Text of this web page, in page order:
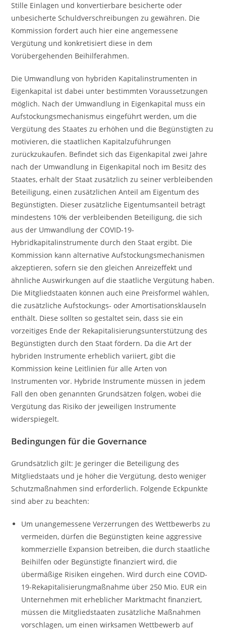
Stille Einlagen und konvertierbare besicherte oder
unbesicherte Schuldverschreibungen zu gewähren. Die
Kommission fordert auch hier eine angemessene
Vergütung und konkretisiert diese in dem
Vorübergehenden Beihilferahmen.
Die Umwandlung von hybriden Kapitalinstrumenten in
Eigenkapital ist dabei unter bestimmten Voraussetzungen
möglich. Nach der Umwandlung in Eigenkapital muss ein
Aufstockungsmechanismus eingeführt werden, um die
Vergütung des Staates zu erhöhen und die Begünstigten zu
motivieren, die staatlichen Kapitalzuführungen
zurückzukaufen. Befindet sich das Eigenkapital zwei Jahre
nach der Umwandlung in Eigenkapital noch im Besitz des
Staates, erhält der Staat zusätzlich zu seiner verbleibenden
Beteiligung, einen zusätzlichen Anteil am Eigentum des
Begünstigten. Dieser zusätzliche Eigentumsanteil beträgt
mindestens 10% der verbleibenden Beteiligung, die sich
aus der Umwandlung der COVID-19-
Hybridkapitalinstrumente durch den Staat ergibt. Die
Kommission kann alternative Aufstockungsmechanismen
akzeptieren, sofern sie den gleichen Anreizeffekt und
ähnliche Auswirkungen auf die staatliche Vergütung haben.
Die Mitgliedstaaten können auch eine Preisformel wählen,
die zusätzliche Aufstockungs- oder Amortisationsklauseln
enthält. Diese sollten so gestaltet sein, dass sie ein
vorzeitiges Ende der Rekapitalisierungsunterstützung des
Begünstigten durch den Staat fördern. Da die Art der
hybriden Instrumente erheblich variiert, gibt die
Kommission keine Leitlinien für alle Arten von
Instrumenten vor. Hybride Instrumente müssen in jedem
Fall den oben genannten Grundsätzen folgen, wobei die
Vergütung das Risiko der jeweiligen Instrumente
widerspiegelt.
Bedingungen für die Governance
Grundsätzlich gilt: Je geringer die Beteiligung des
Mitgliedstaats und je höher die Vergütung, desto weniger
Schutzmaßnahmen sind erforderlich. Folgende Eckpunkte
sind aber zu beachten:
Um unangemessene Verzerrungen des Wettbewerbs zu
vermeiden, dürfen die Begünstigten keine aggressive
kommerzielle Expansion betreiben, die durch staatliche
Beihilfen oder Begünstigte finanziert wird, die
übermäßige Risiken eingehen. Wird durch eine COVID-
19-Rekapitalisierungmaßnahme über 250 Mio. EUR ein
Unternehmen mit erheblicher Marktmacht finanziert,
müssen die Mitgliedstaaten zusätzliche Maßnahmen
vorschlagen, um einen wirksamen Wettbewerb auf